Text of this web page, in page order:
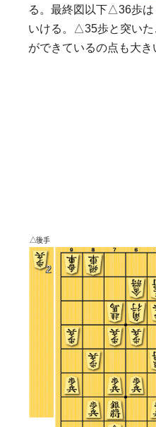
る。最終図以下△36歩
いける。△35歩と突い
ができているの点も大き